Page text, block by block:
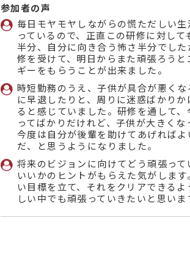
参加者の声
毎日モヤモヤしながらの慌ただしい生
っているので、正直この研修に対して
半分、自分に向き合う怖さ半分でした
修を受けて、明日からまた頑張ろうと
ギーをもらうことが出来ました。
時短勤務のうえ、子供が具合が悪くな
に早退したりと、周りに迷惑ばかりか
ると感じていました。研修を通して、
ってばかりだけれど、子供が大きくな
今度は自分が後輩を助けてあげればよ
だ、と思うようになりました。
将来のビジョンに向けてどう頑張って
いいかのヒントがもらえた気がします
い目標を立て、それをクリアできるよ
しい中でも頑張っていきたいと思いま